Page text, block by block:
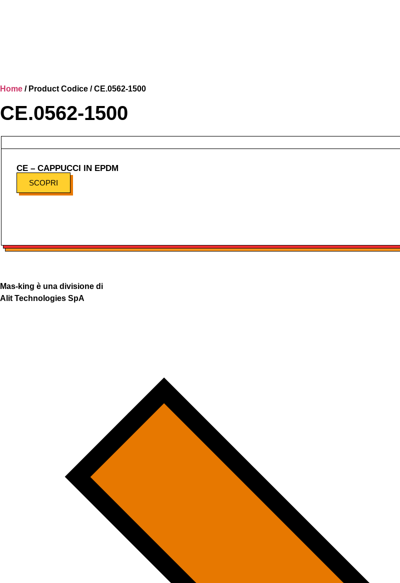
Home / Product Codice / CE.0562-1500
CE.0562-1500
CE – CAPPUCCI IN EPDM
SCOPRI
Mas-king è una divisione di
Alit Technologies SpA